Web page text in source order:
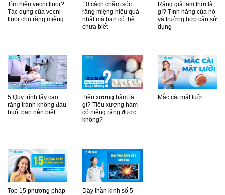
Tìm hiểu vecni fluor?
Tác dụng của vecni
fluor cho răng miệng
10 cách chăm sóc
răng miệng hiệu quả
nhất mà bạn có thể
chưa biết
Răng giả tạm thời là
gì? Tính năng của nó
và trường hợp cần sử
dụng
5 Quy trình lấy cao
răng tránh không đau
buốt bạn nên biết
Tiêu xương hàm là
gì? Tiêu xương hàm
có niềng răng được
không?
Mắc cài mặt lưỡi
Top 15 phương pháp
Dây thần kinh số 5